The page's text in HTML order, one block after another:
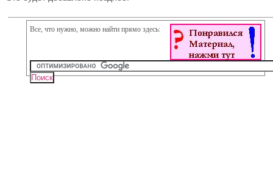
Все, что нужно, можно найти прямо здесь: